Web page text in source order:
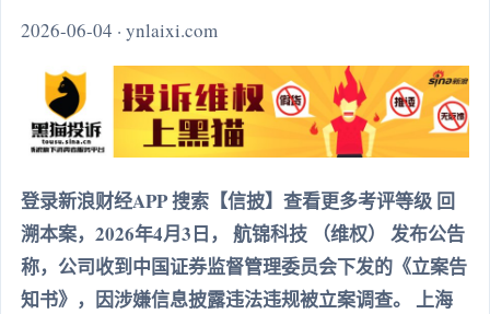
2026-06-04 · ynlaixi.com
登录新浪财经APP 搜索【信披】查看更多考评等级 回
溯本案，2026年4月3日， 航锦科技 （维权） 发布公告
称，公司收到中国证券监督管理委员会下发的《立案告
知书》，因涉嫌信息披露违法违规被立案调查。 上海